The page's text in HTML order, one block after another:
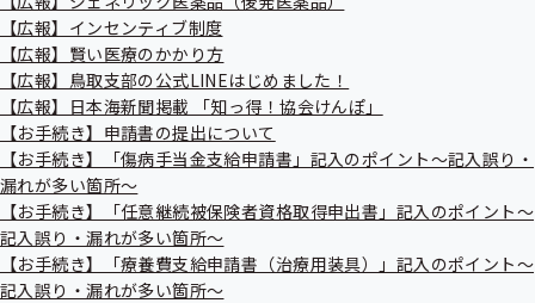
【広報】インセンティブ制度
【広報】賢い医療のかかり方
【広報】鳥取支部の公式LINEはじめました！
【広報】日本海新聞掲載 「知っ得！協会けんぽ」
【お手続き】申請書の提出について
【お手続き】「傷病手当金支給申請書」記入のポイント～記入誤り・
漏れが多い箇所～
【お手続き】「任意継続被保険者資格取得申出書」記入のポイント～
記入誤り・漏れが多い箇所～
【お手続き】「療養費支給申請書（治療用装具）」記入のポイント～
記入誤り・漏れが多い箇所～
す。
（宅配便を利用する場合は、住所の記入が必要です。）
申請書が必要な場合は・・・